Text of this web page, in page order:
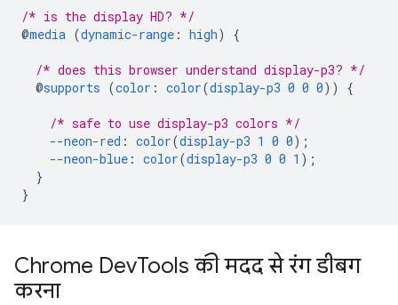
/* is the display HD? */
@media (dynamic-range : high) {
/* does this browser understand display-p3? */
@supports (color : color(display-p3 0 0 0)) {
/* safe to use display-p3 colors */
--neon-red : color(display-p3 1 0 0);
--neon-blue : color(display-p3 0 0 1 );
}
}
Chrome DevTools की मदद से रंग डीबग
करना